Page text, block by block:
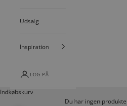
Udsalg
Inspiration
LOG PÅ
Indkøbskurv
Du har ingen